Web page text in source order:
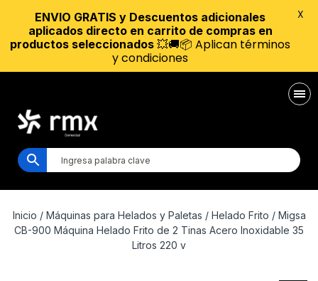
Inicio / Máquinas para Helados y Paletas / Helado Frito / Migsa
CB-900 Máquina Helado Frito de 2 Tinas Acero Inoxidable 35
Litros 220 v
ENVIO GRATIS y Descuentos adicionales
aplicados directo en carrito de compras en
productos seleccionados 💥🚚📦 Aplican términos
y condiciones
X